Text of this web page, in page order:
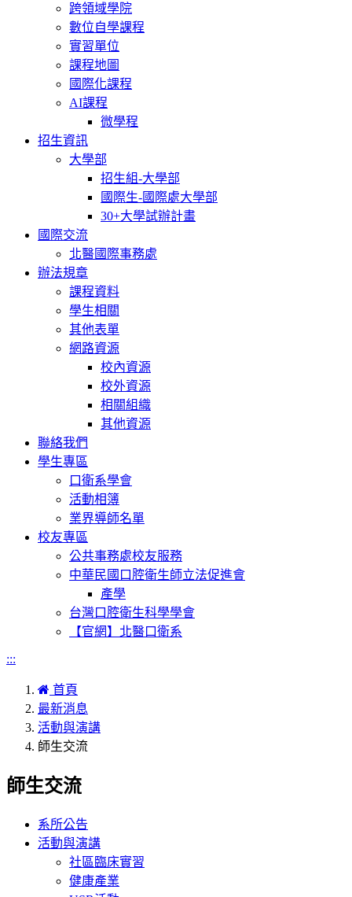
跨領域學院
數位自學課程
實習單位
課程地圖
國際化課程
AI課程
微學程
招生資訊
大學部
招生組-大學部
國際生-國際處大學部
30+大學試辦計畫
國際交流
北醫國際事務處
辦法規章
課程資料
學生相關
其他表單
網路資源
校內資源
校外資源
相關組織
其他資源
聯絡我們
學生專區
口衛系學會
活動相簿
業界導師名單
校友專區
公共事務處校友服務
中華民國口腔衛生師立法促進會
產學
台灣口腔衛生科學學會
【官網】北醫口衛系
:::
首頁
最新消息
活動與演講
師生交流
師生交流
系所公告
活動與演講
社區臨床實習
健康產業